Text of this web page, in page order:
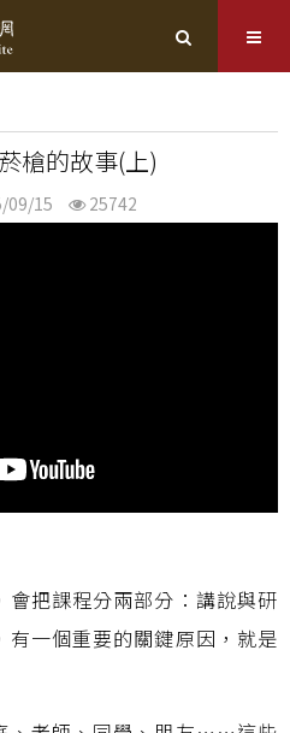
槍的故事(上)
09/15 25742
把課程分兩部分：講說與研
一個重要的關鍵原因，就是